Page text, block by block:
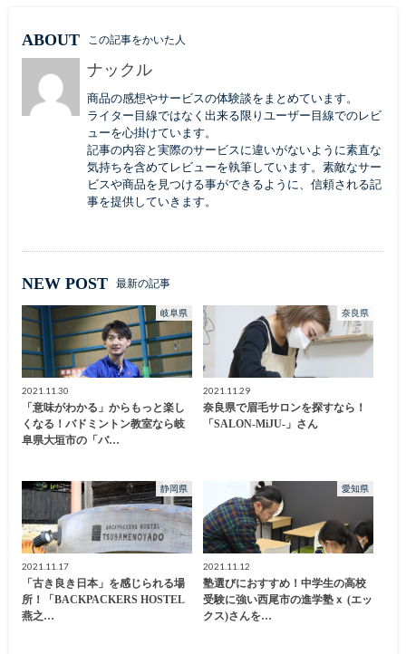
ABOUT この記事をかいた人
ナックル
商品の感想やサービスの体験談をまとめています。
ライター目線ではなく出来る限りユーザー目線でのレビ
ューを心掛けています。
記事の内容と実際のサービスに違いがないように素直な
気持ちを含めてレビューを執筆しています。素敵なサー
ビスや商品を見つける事ができるように、信頼される記
事を提供していきます。
NEW POST 最新の記事
岐阜県
2021.11.30
「意味がわかる」からもっと楽し
くなる！バドミントン教室なら岐
阜県大垣市の「バ…
奈良県
2021.11.29
奈良県で眉毛サロンを探すなら！
「SALON-MiJU-」さん
静岡県
2021.11.17
「古き良き日本」を感じられる場
所！「BACKPACKERS HOSTEL
燕之…
愛知県
2021.11.12
塾選びにおすすめ！中学生の高校
受験に強い西尾市の進学塾ｘ (エッ
クス)さんを…